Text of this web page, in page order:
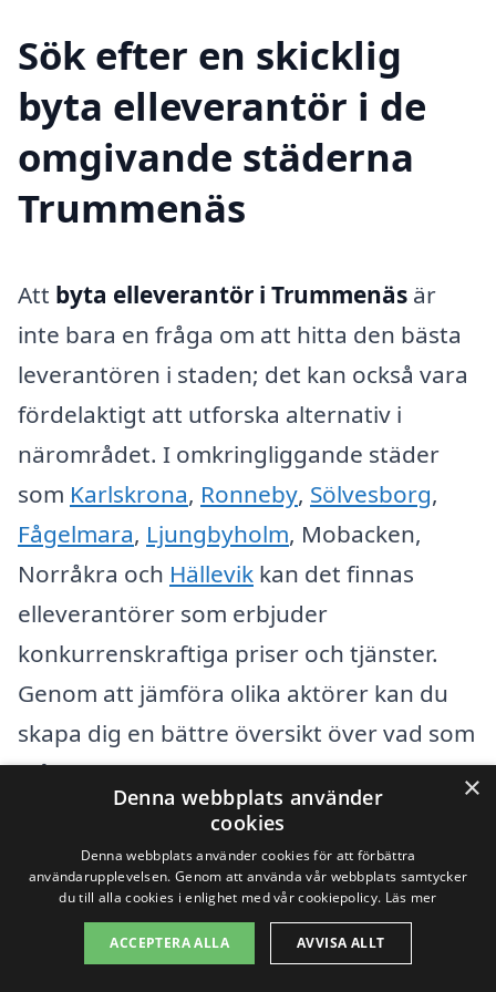
Sök efter en skicklig
byta elleverantör i de
omgivande städerna
Trummenäs
Att byta elleverantör i Trummenäs är
inte bara en fråga om att hitta den bästa
leverantören i staden; det kan också vara
fördelaktigt att utforska alternativ i
närområdet. I omkringliggande städer
som Karlskrona, Ronneby, Sölvesborg,
Fågelmara, Ljungbyholm, Mobacken,
Norråkra och Hällevik kan det finnas
elleverantörer som erbjuder
konkurrenskraftiga priser och tjänster.
Genom att jämföra olika aktörer kan du
skapa dig en bättre översikt över vad som
står till buds.
När du letar efter en ny elleverantör,
överväg att tänka på följande punkter:
Priser och avgifter:
Jämför kostnader
×
Denna webbplats använder
cookies
Denna webbplats använder cookies för att förbättra
användarupplevelsen. Genom att använda vår webbplats samtycker
du till alla cookies i enlighet med vår cookiepolicy. Läs mer
ACCEPTERA ALLA AVVISA ALLT